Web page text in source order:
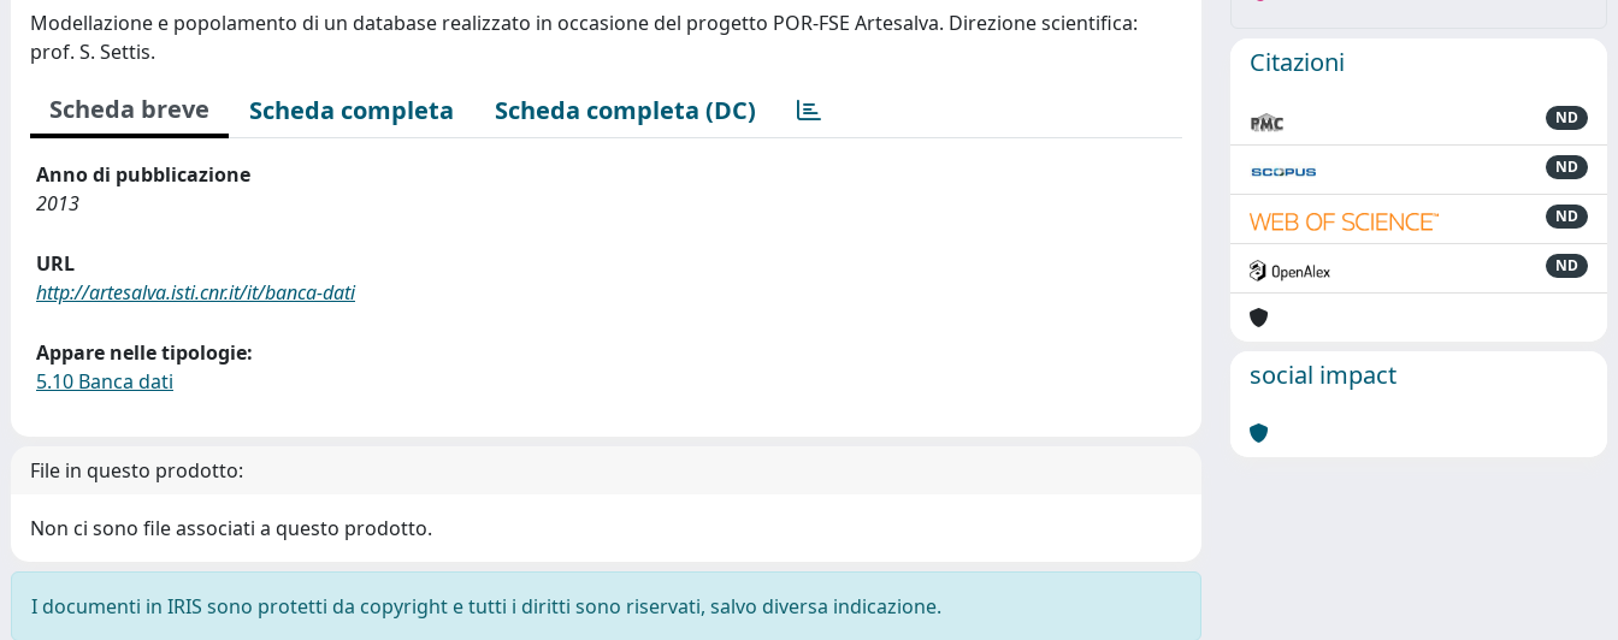
Modellazione e popolamento di un database realizzato in occasione del progetto POR-FSE Artesalva. Direzione scientifica:
prof. S. Settis.
Scheda breve Scheda completa Scheda completa (DC)
Anno di pubblicazione
2013
URL
http://artesalva.isti.cnr.it/it/banca-dati
Appare nelle tipologie:
5.10 Banca dati
File in questo prodotto:
Non ci sono file associati a questo prodotto.
I documenti in IRIS sono protetti da copyright e tutti i diritti sono riservati, salvo diversa indicazione.
Citazioni
ND
ND
ND
ND
social impact